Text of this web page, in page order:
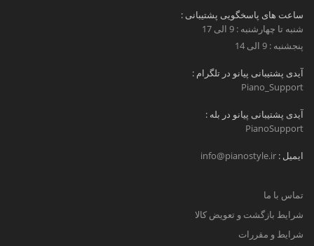
ساعت های پاسخگویی پشتیبانی :
شنبه تا چهارشنبه : 9 الی 17
پنجشنبه : 9 الی 14
آیدی پشتیبانی پیانو در تلگرام :
Piano_Support
آیدی پشتیبانی پیانو در بله :
PianoSupport
ایمیل : info@pianostyle.ir
تماس با ما
شرایط بازگشت و تعویض کالا
شرایط و مقررات